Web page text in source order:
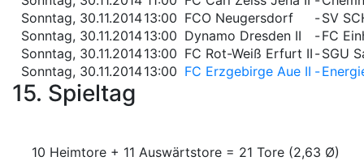
Sonntag, 30.11.201413:00 FCO Neugersdorf -SV
Sonntag, 30.11.201413:00 Dynamo Dresden II -FC
Sonntag, 30.11.201413:00 FC Rot-Weiß Erfurt II -SGU
Sonntag, 30.11.201413:00 FC Erzgebirge Aue II -
15. Spieltag
10 Heimtore + 11 Auswärtstore = 21 Tore (2,63 Ø)